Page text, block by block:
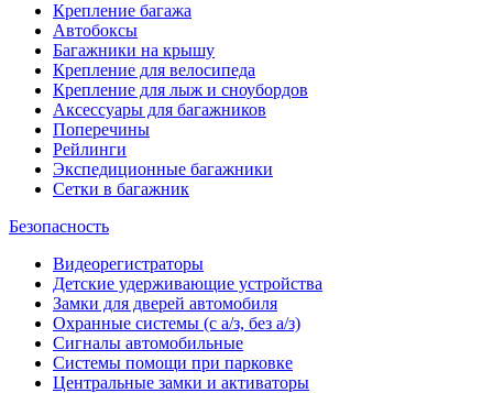
Крепление багажа
Автобоксы
Багажники на крышу
Крепление для велосипеда
Крепление для лыж и сноубордов
Аксессуары для багажников
Поперечины
Рейлинги
Экспедиционные багажники
Сетки в багажник
Безопасность
Видеорегистраторы
Детские удерживающие устройства
Замки для дверей автомобиля
Охранные системы (с а/з, без а/з)
Сигналы автомобильные
Системы помощи при парковке
Центральные замки и активаторы